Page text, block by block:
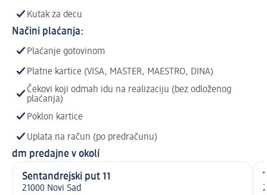
Kutak za decu
Načini plaćanja:
Plaćanje gotovinom
Platne kartice (VISA, MASTER, MAESTRO, DINA)
Čekovi koji odmah idu na realizaciju (bez odloženog
plaćanja)
Poklon kartice
Uplata na račun (po predračunu)
dm predajne v okolí
Sentandrejski put 11
21000 Novi Sad